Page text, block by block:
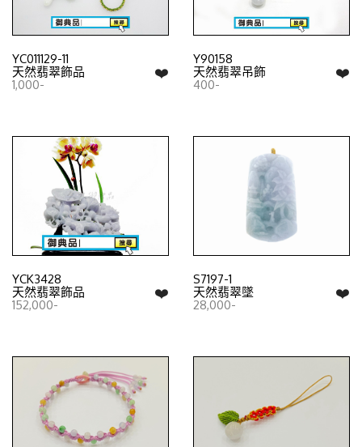
YC011129-11
❤️
天然翡翠飾品
1,000-
Y90158
❤️
天然翡翠吊飾
400-
YCK3428
❤️
天然翡翠飾品
152,000-
S7197-1
❤️
天然翡翠墜
28,000-